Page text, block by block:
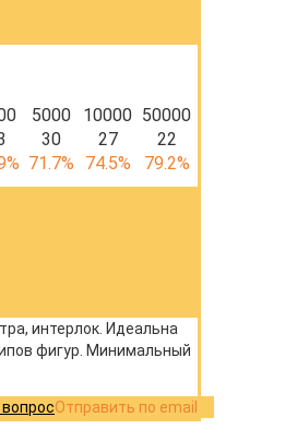
5000 10000 50000
30 27
22
71.7% 74.5% 79.2%
интерлок. Идеальна
фигур. Минимальный
Отправить по email